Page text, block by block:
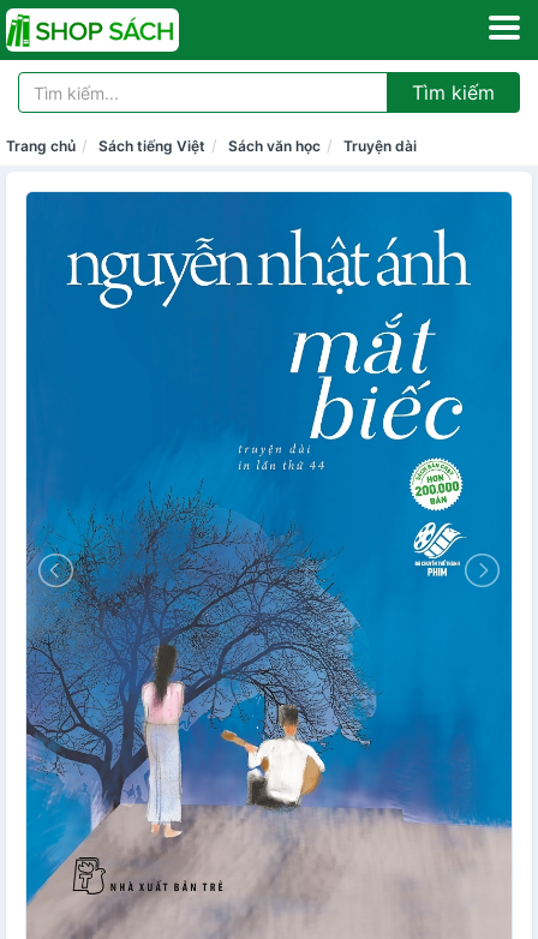
Tìm kiếm
Trang chủ Sách tiếng Việt Sách văn học Truyện dài